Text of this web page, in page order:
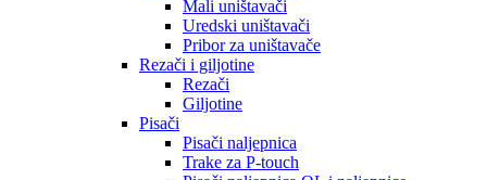
Mali uništavači
Uredski uništavači
Pribor za uništavače
Rezači i giljotine
Rezači
Giljotine
Pisači
Pisači naljepnica
Trake za P-touch